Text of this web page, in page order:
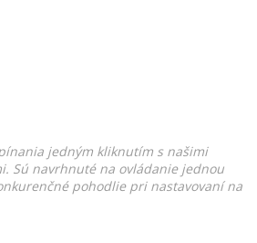
jedným kliknutím s našimi
Sú navrhnuté na ovládanie jednou
pohodlie pri nastavovaní na